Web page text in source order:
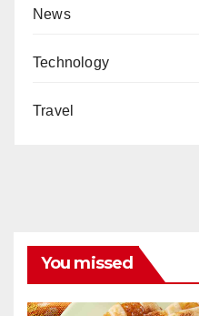
News
Technology
Travel
You missed